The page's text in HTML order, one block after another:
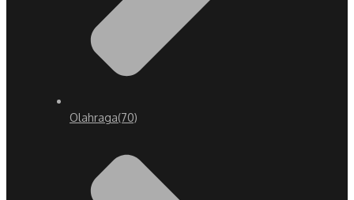
Olahraga(70)